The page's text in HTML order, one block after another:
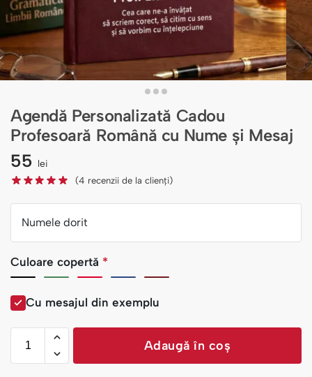
Agendă Personalizată Cadou
Profesoară Română cu Nume și Mesaj
55 lei
(4 recenzii de la clienți)
Numele dorit
Culoare copertă *
Cu mesajul din exemplu
Adaugă în coș